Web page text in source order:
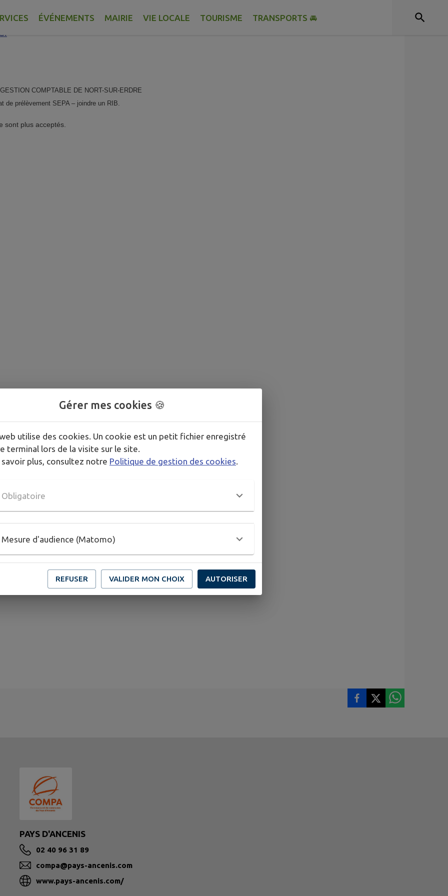
ÉVÉNEMENTS MAIRIE VIE LOCALE TOURISME TRANSPORTS 🚘
COMPTABLE DE NORT-SUR-ERDRE
de prélèvement SEPA – joindre un RIB.
sont plus acceptés.
PAYS D'ANCENIS
02 40 96 31 89
compa@pays-ancenis.com
www.pays-ancenis.com/
Gérer mes cookies 🍪
utilise des cookies. Un cookie est un petit fichier enregistré
terminal lors de la visite sur le site.
savoir plus, consultez notre Politique de gestion des cookies.
Obligatoire
Mesure d'audience (Matomo)
REFUSER VALIDER MON CHOIX AUTORISER